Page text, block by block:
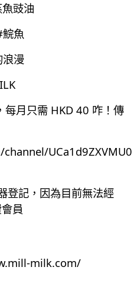
豉油
魚
漫
月只需 HKD 40 咋！傳
UCa1d9ZXVMU0
登記，因為目前無法經
員
milk.com/